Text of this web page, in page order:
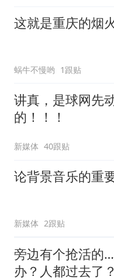
这就是重庆的烟
蜗牛不慢哟 1跟贴
讲真，是球网先
的！！！
新媒体 40跟贴
论背景音乐的重
新媒体 2跟贴
旁边有个抢活的
办？人都过去了？